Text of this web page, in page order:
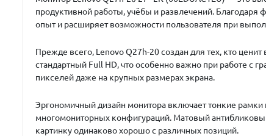
продуктивной работы, учёбы и развлечений.
опыт и расширяет возможности пользователя при
Прежде всего, Lenovo Q27h-20создан для тех, кто
стандартный Full HD, что особенно важно при работе с
пикселей даже на крупных размерах экрана.
Эргономичный дизайн монитора включает тонкие рамки
многомониторных конфигураций. Матовый
картинку одинаково хорошо с различных позиций.